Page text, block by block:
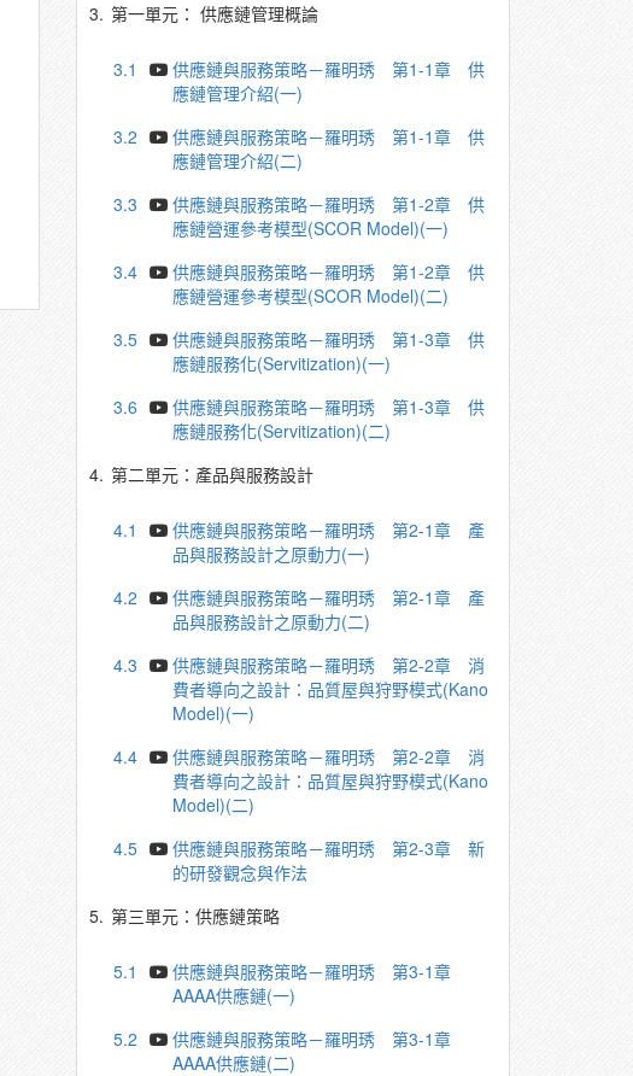
3. 第一單元： 供應鏈管理概論
3.1
供應鏈與服務策略－羅明琇 第1-1章 供
應鏈管理介紹(一)
3.2
供應鏈與服務策略－羅明琇 第1-1章 供
應鏈管理介紹(二)
3.3
供應鏈與服務策略－羅明琇 第1-2章 供
應鏈營運參考模型(SCOR Model)(一)
3.4
供應鏈與服務策略－羅明琇 第1-2章 供
應鏈營運參考模型(SCOR Model)(二)
3.5
供應鏈與服務策略－羅明琇 第1-3章 供
應鏈服務化(Servitization)(一)
3.6
供應鏈與服務策略－羅明琇 第1-3章 供
應鏈服務化(Servitization)(二)
4. 第二單元：產品與服務設計
4.1
供應鏈與服務策略－羅明琇 第2-1章 產
品與服務設計之原動力(一)
4.2
供應鏈與服務策略－羅明琇 第2-1章 產
品與服務設計之原動力(二)
4.3
供應鏈與服務策略－羅明琇 第2-2章 消
費者導向之設計：品質屋與狩野模式(Kano
Model)(一)
4.4
供應鏈與服務策略－羅明琇 第2-2章 消
費者導向之設計：品質屋與狩野模式(Kano
Model)(二)
4.5
供應鏈與服務策略－羅明琇 第2-3章 新
的研發觀念與作法
5. 第三單元：供應鏈策略
5.1
供應鏈與服務策略－羅明琇 第3-1章
AAAA供應鏈(一)
5.2
供應鏈與服務策略－羅明琇 第3-1章
AAAA供應鏈(二)